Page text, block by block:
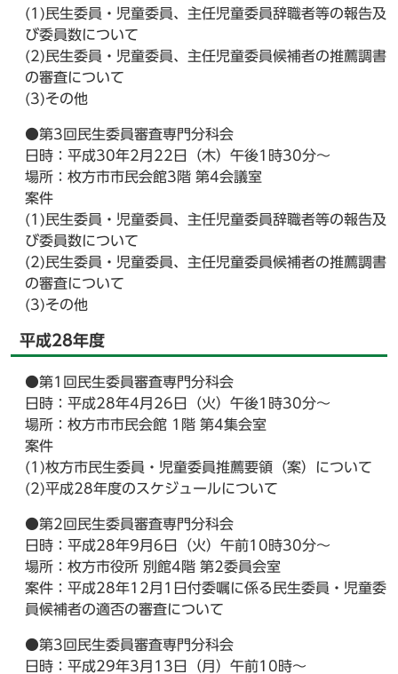
(1)民生委員・児童委員、主任児童委員辞職者等の報告及
び委員数について
(2)民生委員・児童委員、主任児童委員候補者の推薦調書
の審査について
(3)その他
●第3回民生委員審査専門分科会
日時：平成30年2月22日（木）午後1時30分～
場所：枚方市市民会館3階 第4会議室
案件
(1)民生委員・児童委員、主任児童委員辞職者等の報告及
び委員数について
(2)民生委員・児童委員、主任児童委員候補者の推薦調書
の審査について
(3)その他
平成28年度
●第1回民生委員審査専門分科会
日時：平成28年4月26日（火）午後1時30分～
場所：枚方市市民会館 1階 第4集会室
案件
(1)枚方市民生委員・児童委員推薦要領（案）について
(2)平成28年度のスケジュールについて
●第2回民生委員審査専門分科会
日時：平成28年9月6日（火）午前10時30分～
場所：枚方市役所 別館4階 第2委員会室
案件：平成28年12月1日付委嘱に係る民生委員・児童委
員候補者の適否の審査について
●第3回民生委員審査専門分科会
日時：平成29年3月13日（月）午前10時～